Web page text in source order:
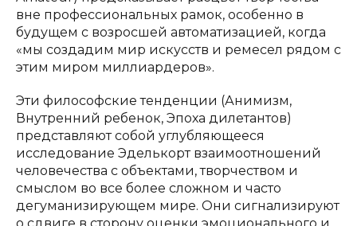
вне профессиональных рамок, особенно в
будущем с возросшей автоматизацией, когда
«мы создадим мир искусств и ремесел рядом с
этим миром миллиардеров».
Эти философские тенденции (Анимизм,
Внутренний ребенок, Эпоха дилетантов)
представляют собой углубляющееся
исследование Эделькорт взаимоотношений
человечества с объектами, творчеством и
смыслом во все более сложном и часто
дегуманизирующем мире. Они сигнализируют